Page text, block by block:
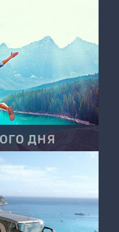
ДНЯ